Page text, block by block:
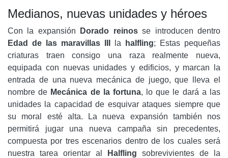
Medianos, nuevas unidades y héroes
Con la expansión Dorado reinosse introducen dentro
Edad de las maravillas III
la halfling; Estas pequeñas
criaturas traen consigo una raza realmente nueva,
equipada con nuevas unidades y edificios, y marcan la
entrada de una nueva mecánica de juego, que lleva el
nombre de Mecánica de la fortuna, lo que le dará a las
unidades la capacidad de esquivar ataques siempre que
su moral esté alta. La nueva expansión también nos
permitirá jugar una nueva campaña sin precedentes,
compuesta por tres escenarios dentro de los cuales será
nuestra tarea orientar al
Halfling sobrevivientes de la